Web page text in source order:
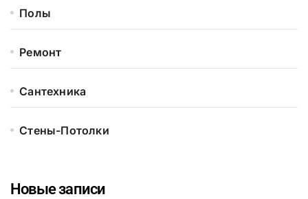
Полы
Ремонт
Сантехника
Стены-Потолки
Новые записи